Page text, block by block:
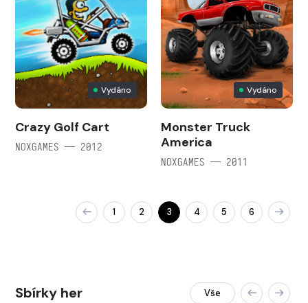
Vydáno
Crazy Golf Cart
NOXGAMES — 2012
Vydáno
Monster Truck
America
NOXGAMES — 2011
1 2 3 4 5 6
Sbírky her Vše